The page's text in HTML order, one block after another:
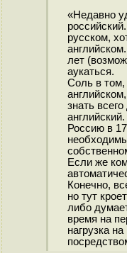
«Недавно
русском,
лет
аукаться.
Соль в том,
знать
Россию в
Если же
Конечно,
но тут
либо
время на
нагрузка